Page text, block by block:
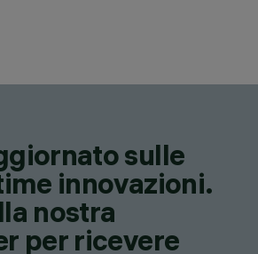
sulle
innovazioni.
nostra
per ricevere